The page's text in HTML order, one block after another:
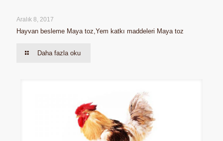
Aralık 8, 2017
Hayvan besleme Maya toz,Yem katkı maddeleri Maya toz
Daha fazla oku